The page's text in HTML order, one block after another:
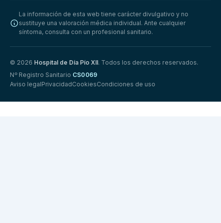
La información de esta web tiene carácter divulgativo y no
sustituye una valoración médica individual. Ante cualquier
síntoma, consulta con un profesional sanitario.
© 2026 Hospital de Día Pío XII. Todos los derechos reservados.
Nº Registro Sanitario CS0069
Aviso legalPrivacidadCookiesCondiciones de uso